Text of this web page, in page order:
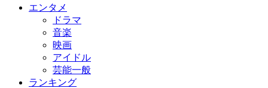
エンタメ
ドラマ
音楽
映画
アイドル
芸能一般
ランキング